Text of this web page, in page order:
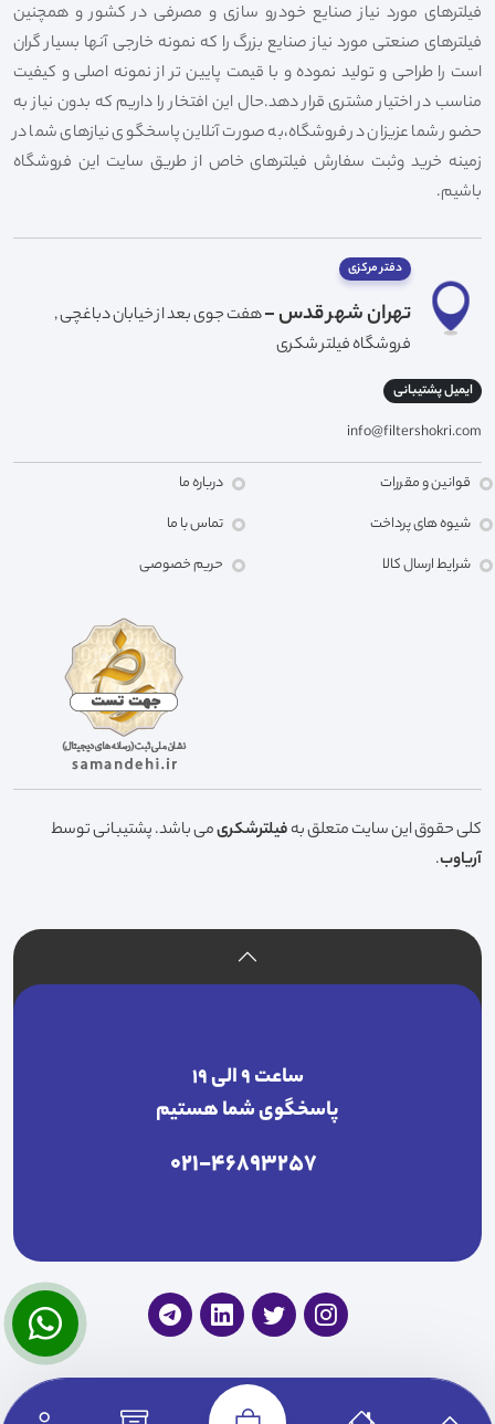
فیلترهای مورد نیاز صنایع خودرو سازی و مصرفی در کشور و همچنین
فیلترهای صنعتی مورد نیاز صنایع بزرگ را که نمونه خارجی آنها بسیار گران
است را طراحی و تولید نموده و با قیمت پایین تر از نمونه اصلی و کیفیت
مناسب در اختیار مشتری قرار دهد.حال این افتخار را داریم که بدون نیاز به
حضور شما عزیزان در فروشگاه،به صورت آنلاین پاسخگوی نیازهای شما در
زمینه خرید وثبت سفارش فیلترهای خاص از طریق سایت این فروشگاه
باشیم.
دفتر مرکزی
تهران شهر قدس -هفت جوی بعد از خیابان دباغچی ,
فروشگاه فیلتر شکری
ایمیل پشتیبانی
info@filtershokri.com
قوانین و مقررات
شیوه های پرداخت
شرایط ارسال کالا
درباره ما
تماس با ما
حریم خصوصی
کلی حقوق این سایت متعلق بهفیلترشکریمی باشد. پشتیبانی توسط
آریاوب.
ساعت ۹ الی ۱۹
پاسخگوی شما هستیم
021-46893257